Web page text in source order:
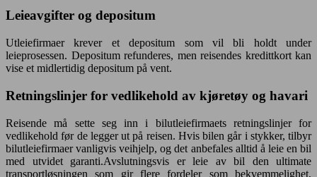
Leieavgifter og depositum
Utleiefirmaer krever et depositum som vil bli holdt under
leieprosessen. Depositum refunderes, men reisendes kredittkort kan
vise et midlertidig depositum på vent.
Retningslinjer for vedlikehold av kjøretøy og havari
Reisende må sette seg inn i bilutleiefirmaets retningslinjer for
vedlikehold før de legger ut på reisen. Hvis bilen går i stykker, tilbyr
bilutleiefirmaer vanligvis veihjelp, og det anbefales alltid å leie en bil
med utvidet garanti.Avslutningsvis er leie av bil den ultimate
transportløsningen som gir flere fordeler som bekvemmelighet,